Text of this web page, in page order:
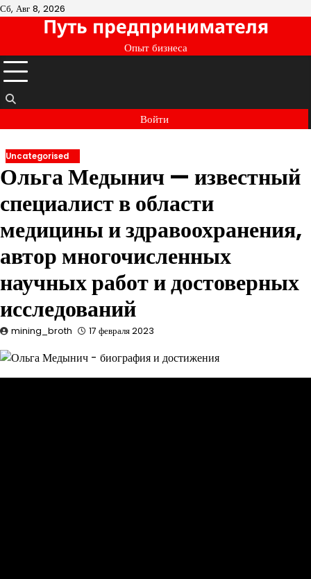
Перейти
содержимому
Сб, Авг 8, 2026
Путь предпринимателя
Опыт бизнеса
Войти
Uncategorised
Ольга Медынич — известный
специалист в области
медицины и здравоохранения,
автор многочисленных
научных работ и достоверных
исследований
mining_broth 17 февраля 2023